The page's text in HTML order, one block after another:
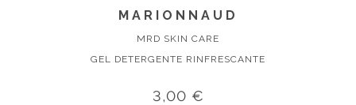
MARIONNAUD
MRD SKIN CARE
GEL DETERGENTE RINFRESCANTE
3,00 €